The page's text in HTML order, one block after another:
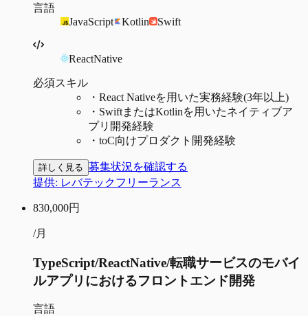
言語
JavaScript
Kotlin Swift
ReactNative
必須スキル
・ React Nativeを用いた実務経験(3年以上)
・ SwiftまたはKotlinを用いたネイティブア
プリ開発経験
・ toC向けプロダクト開発経験
詳しく見る 募集状況を確認する
提供: レバテックフリーランス
830,000円
/月
TypeScript/ReactNative/転職サービスのモバイ
ルアプリにおけるフロントエンド開発
言語